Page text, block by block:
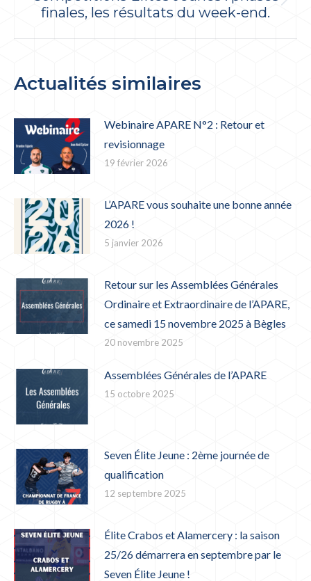
Article
finales, les résultats du week-end.
Actualités similaires
Webinaire APARE N°2 : Retour et
revisionnage
19 février 2026
L’APARE vous souhaite une bonne année
2026 !
5 janvier 2026
Retour sur les Assemblées Générales
Ordinaire et Extraordinaire de l’APARE,
ce samedi 15 novembre 2025 à Bègles
20 novembre 2025
Assemblées Générales de l’APARE
15 octobre 2025
Seven Élite Jeune : 2ème journée de
qualification
12 septembre 2025
Élite Crabos et Alamercery : la saison
25/26 démarrera en septembre par le
Seven Élite Jeune !